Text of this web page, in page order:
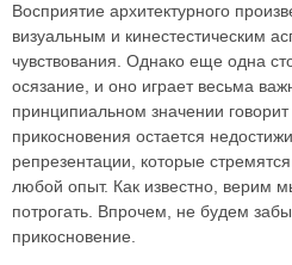
Восприятие архитектурного
визуальным и кинестестическим
чувствования. Однако еще одна
осязание, и оно играет весьма
принципиальном значении
прикосновения остается
репрезентации, которые
любой опыт. Как известно, верим
потрогать. Впрочем, не будем
прикосновение.